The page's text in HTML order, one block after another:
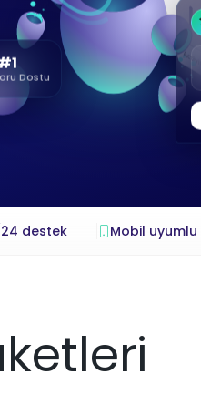
Dostu
destek Mobil uyumlu